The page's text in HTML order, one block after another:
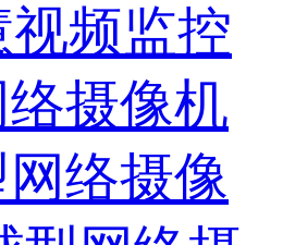
频监控
摄像机
络摄像